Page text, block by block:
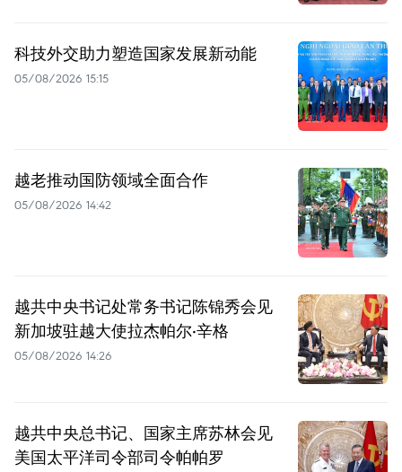
科技外交助力塑造国家发展新动能
05/08/2026 15:15
越老推动国防领域全面合作
05/08/2026 14:42
越共中央书记处常务书记陈锦秀会见
新加坡驻越大使拉杰帕尔·辛格
05/08/2026 14:26
越共中央总书记、国家主席苏林会见
美国太平洋司令部司令帕帕罗